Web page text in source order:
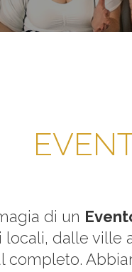
di un
locali, dalle
completo.